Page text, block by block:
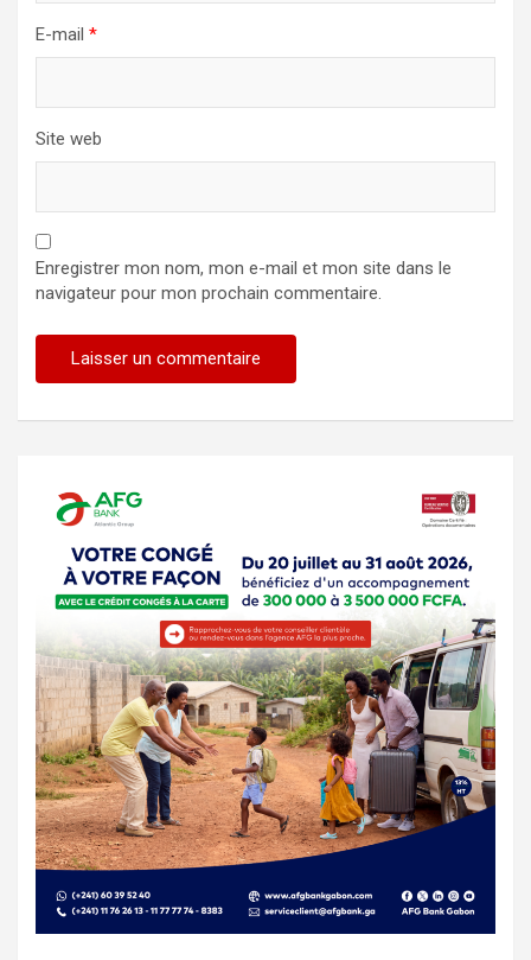
E-mail *
Site web
Enregistrer mon nom, mon e-mail et mon site dans le
navigateur pour mon prochain commentaire.